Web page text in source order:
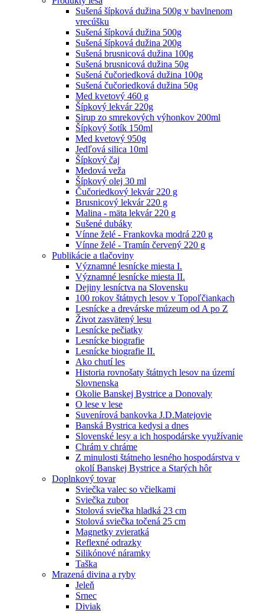
Sušená šípková dužina 500g v bavlnenom
vrecúšku
Sušená šípková dužina 500g
Sušená šípková dužina 200g
Sušená brusnicová dužina 100g
Sušená brusnicová dužina 50g
Sušená čučoriedková dužina 100g
Sušená čučoriedková dužina 50g
Med kvetový 460 g
Šípkový lekvár 220g
Sirup zo smrekových výhonkov 200ml
Šípkový šotík 150ml
Med kvetový 950g
Jedľová silica 10ml
Šípkový čaj
Medová veža
Šípkový olej 30 ml
Čučoriedkový lekvár 220 g
Brusnicový lekvár 220 g
Malina - mäta lekvár 220 g
Sušené dubáky
Vínne želé - Frankovka modrá 220 g
Vínne želé - Tramín červený 220 g
Publikácie a tlačoviny
Významné lesnícke miesta I.
Významné lesnícke miesta II.
Dejiny lesníctva na Slovensku
100 rokov štátnych lesov v Topoľčiankach
Lesnícke a drevárske múzeum od A po Z
Život zasvätený lesu
Lesnícke pečiatky
Lesnícke biografie
Lesnícke biografie II.
Ako chutí les
Historia rovnošaty štátnych lesov na území
Slovnenska
Okolie Banskej Bystrice a Donovaly
O lese v lese
Suvenírová bankovka J.D.Matejovie
Banská Bystrica kedysi a dnes
Slovenské lesy a ich hospodárske využívanie
Chrám v chráme
Z minulosti štátneho lesného hospodárstva v
okolí Banskej Bystrice a Starých hôr
Doplnkový tovar
Sviečka valec so včielkami
Sviečka zubor
Stolová sviečka hladká 23 cm
Stolová sviečka točená 25 cm
Magnetky zvieratká
Reflexné odrazky
Silikónové náramky
Taška
Mrazená divina a ryby
Jeleň
Srnec
Diviak